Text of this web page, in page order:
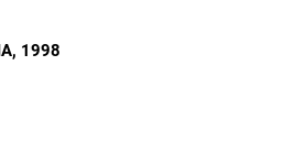
, 1998